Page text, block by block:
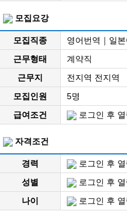
모집요강
모집직종
영어번역｜일
근무형태
계약직
근무지
전지역 전지역
모집인원
5명
급여조건
로그인 후
자격조건
경력
로그인 후
성별
로그인 후
나이
로그인 후